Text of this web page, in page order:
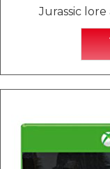
Jurassic